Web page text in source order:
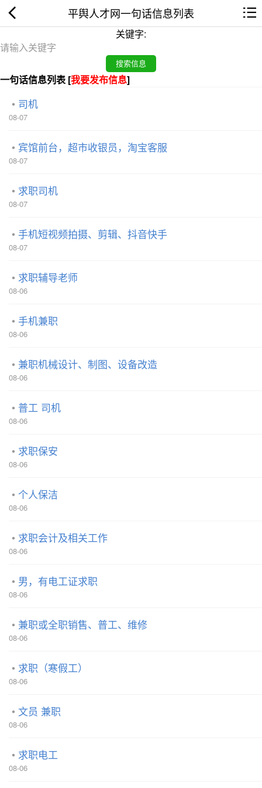
平舆人才网一句话信息列表
关键字:
一句话信息列表 [我要发布信息]
司机
08-07
宾馆前台，超市收银员，淘宝客服
08-07
求职司机
08-07
手机短视频拍摄、剪辑、抖音快手
08-07
求职辅导老师
08-06
手机兼职
08-06
兼职机械设计、制图、设备改造
08-06
普工 司机
08-06
求职保安
08-06
个人保洁
08-06
求职会计及相关工作
08-06
男，有电工证求职
08-06
兼职或全职销售、普工、维修
08-06
求职（寒假工）
08-06
文员 兼职
08-06
求职电工
08-06